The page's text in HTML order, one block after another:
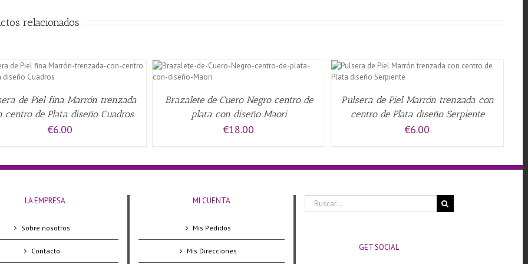
relacionados
de Piel fina Marrón trenzada
centro de Plata diseño Cuadros
€6.00
AÑADIR AL CARRITO
Brazalete de Cuero Negro centro de
plata con diseño Maori
€18.00
AÑADIR AL CARRITO QUICK VIEW
Pulsera de Piel Marrón trenzada con
centro de Plata diseño Serpiente
€6.00
LA EMPRESA
Sobre nosotros
Contacto
MI CUENTA
Mis Pedidos
Mis Direcciones
Buscar:
GET SOCIAL